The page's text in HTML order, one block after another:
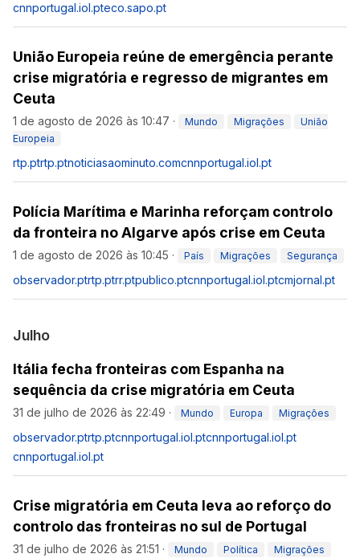
cnnportugal.iol.pteco.sapo.pt
União Europeia reúne de emergência perante
crise migratória e regresso de migrantes em
Ceuta
1 de agosto de 2026 às 10:47 · Mundo Migrações
União
Europeia
rtp.ptrtp.ptnoticiasaominuto.comcnnportugal.iol.pt
Polícia Marítima e Marinha reforçam controlo
da fronteira no Algarve após crise em Ceuta
1 de agosto de 2026 às 10:45 · País Migrações Segurança
observador.ptrtp.ptrr.ptpublico.ptcnnportugal.iol.ptcmjornal.pt
Julho
Itália fecha fronteiras com Espanha na
sequência da crise migratória em Ceuta
31 de julho de 2026 às 22:49 · Mundo Europa Migrações
observador.ptrtp.ptcnnportugal.iol.ptcnnportugal.iol.pt
cnnportugal.iol.pt
Crise migratória em Ceuta leva ao reforço do
controlo das fronteiras no sul de Portugal
31 de julho de 2026 às 21:51 · Mundo Política Migrações